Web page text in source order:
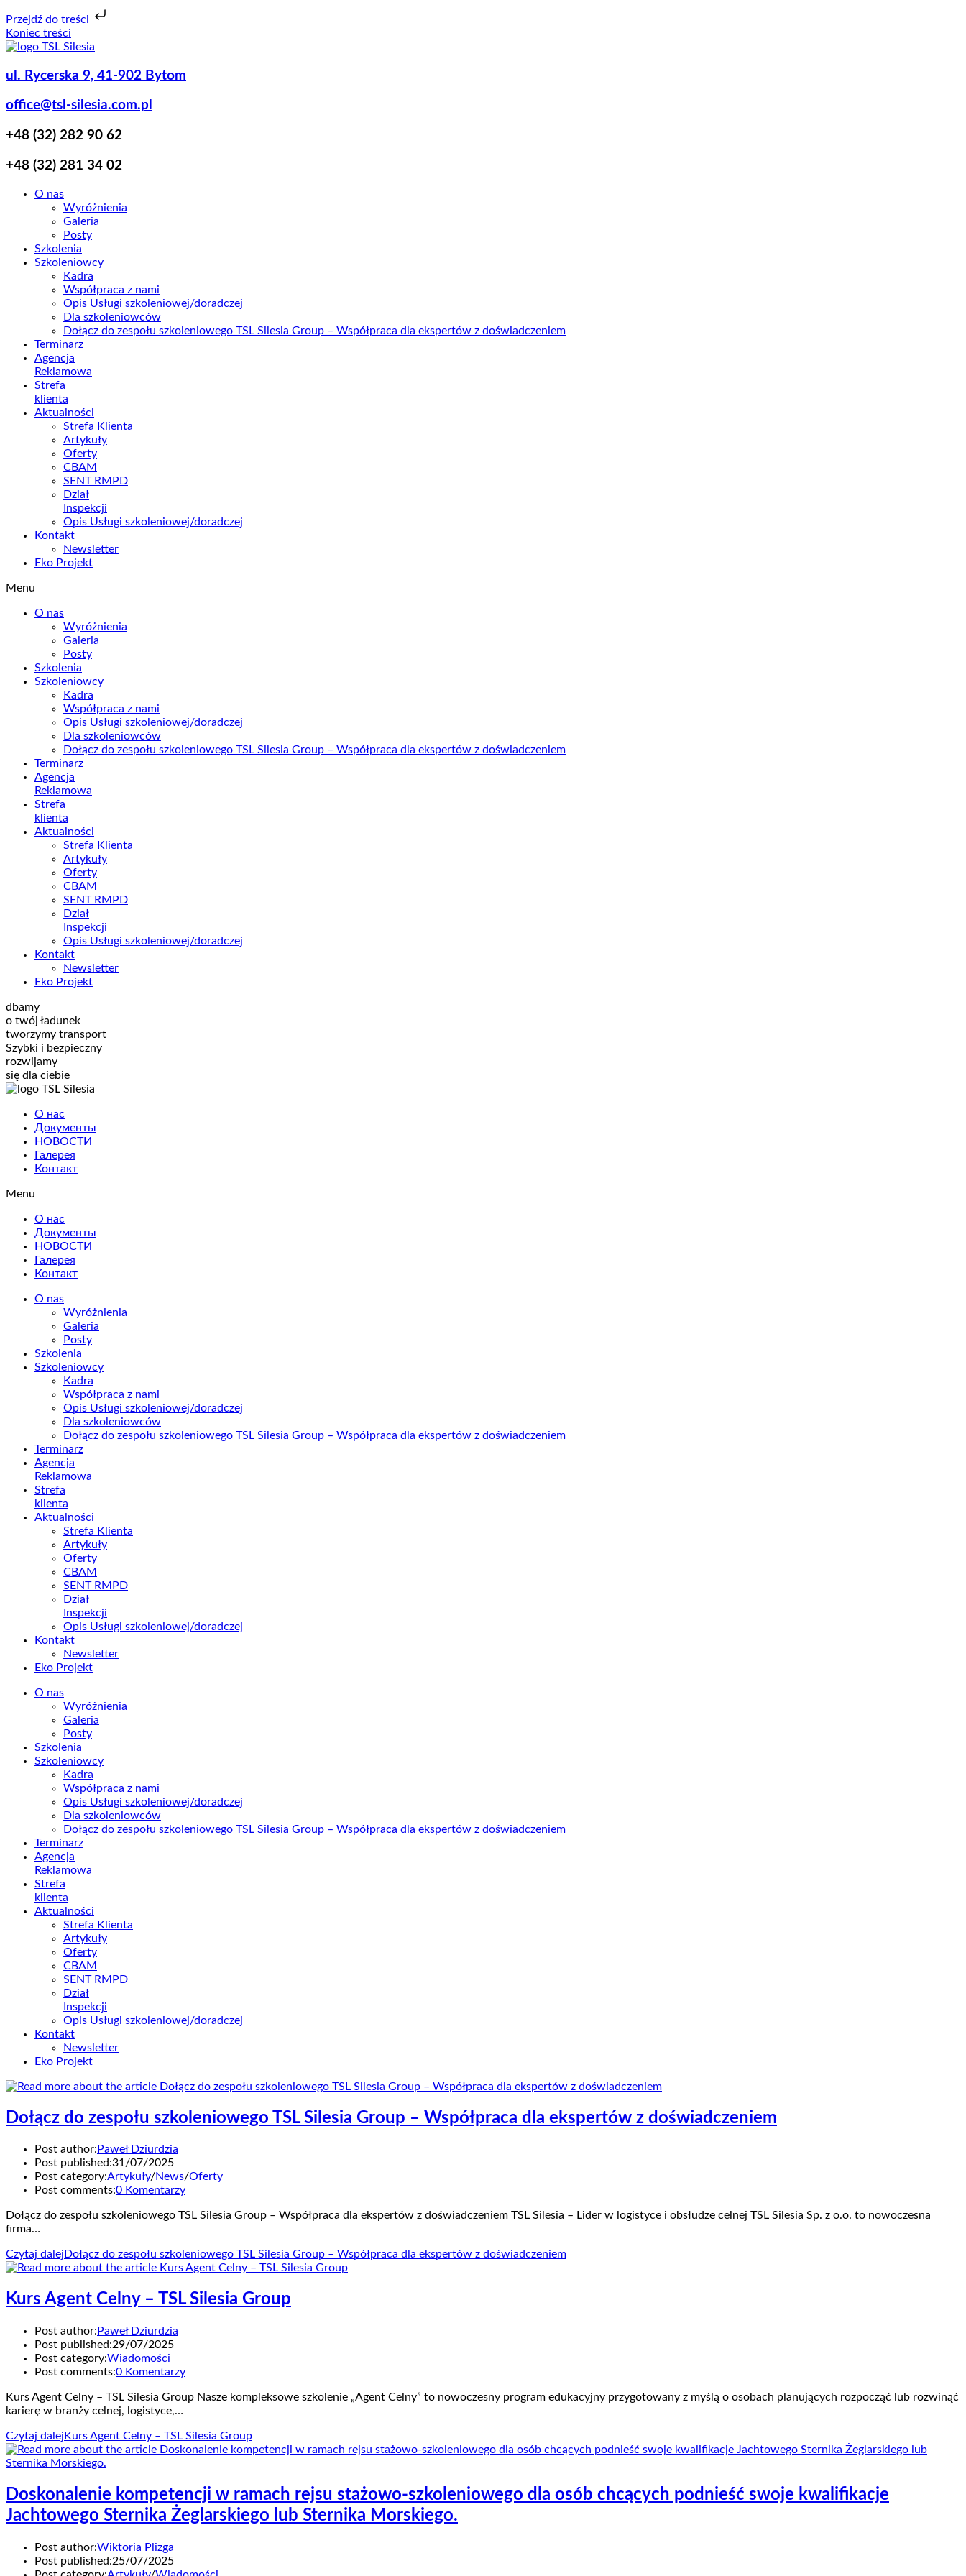
Przejdź do treści
Koniec treści
ul. Rycerska 9, 41-902 Bytom
office@tsl-silesia.com.pl
+48 (32) 282 90 62
+48 (32) 281 34 02
O nas
Wyróżnienia
Galeria
Posty
Szkolenia
Szkoleniowcy
Kadra
Współpraca z nami
Opis Usługi szkoleniowej/doradczej
Dla szkoleniowców
Dołącz do zespołu szkoleniowego TSL Silesia Group – Współpraca dla ekspertów z doświadczeniem
Terminarz
Agencja
Reklamowa
Strefa
klienta
Aktualności
Strefa Klienta
Artykuły
Oferty
CBAM
SENT RMPD
Dział
Inspekcji
Opis Usługi szkoleniowej/doradczej
Kontakt
Newsletter
Eko Projekt
Menu
O nas
Wyróżnienia
Galeria
Posty
Szkolenia
Szkoleniowcy
Kadra
Współpraca z nami
Opis Usługi szkoleniowej/doradczej
Dla szkoleniowców
Dołącz do zespołu szkoleniowego TSL Silesia Group – Współpraca dla ekspertów z doświadczeniem
Terminarz
Agencja
Reklamowa
Strefa
klienta
Aktualności
Strefa Klienta
Artykuły
Oferty
CBAM
SENT RMPD
Dział
Inspekcji
Opis Usługi szkoleniowej/doradczej
Kontakt
Newsletter
Eko Projekt
dbamy
o twój ładunek
tworzymy transport
Szybki i bezpieczny
rozwijamy
się dla ciebie
О нас
Документы
НОВОСТИ
Галерея
Контакт
Menu
О нас
Документы
НОВОСТИ
Галерея
Контакт
O nas
Wyróżnienia
Galeria
Posty
Szkolenia
Szkoleniowcy
Kadra
Współpraca z nami
Opis Usługi szkoleniowej/doradczej
Dla szkoleniowców
Dołącz do zespołu szkoleniowego TSL Silesia Group – Współpraca dla ekspertów z doświadczeniem
Terminarz
Agencja
Reklamowa
Strefa
klienta
Aktualności
Strefa Klienta
Artykuły
Oferty
CBAM
SENT RMPD
Dział
Inspekcji
Opis Usługi szkoleniowej/doradczej
Kontakt
Newsletter
Eko Projekt
O nas
Wyróżnienia
Galeria
Posty
Szkolenia
Szkoleniowcy
Kadra
Współpraca z nami
Opis Usługi szkoleniowej/doradczej
Dla szkoleniowców
Dołącz do zespołu szkoleniowego TSL Silesia Group – Współpraca dla ekspertów z doświadczeniem
Terminarz
Agencja
Reklamowa
Strefa
klienta
Aktualności
Strefa Klienta
Artykuły
Oferty
CBAM
SENT RMPD
Dział
Inspekcji
Opis Usługi szkoleniowej/doradczej
Kontakt
Newsletter
Eko Projekt
Dołącz do zespołu szkoleniowego TSL Silesia Group – Współpraca dla ekspertów z doświadczeniem
Post author: Paweł Dziurdzia
Post published:31/07/2025
Post category:Artykuły/News/Oferty
Post comments:0 Komentarzy
Dołącz do zespołu szkoleniowego TSL Silesia Group – Współpraca dla ekspertów z doświadczeniem TSL Silesia – Lider w logistyce i obsłudze celnej TSL Silesia Sp. z o.o. to nowoczesna
firma…
Czytaj dalej Dołącz do zespołu szkoleniowego TSL Silesia Group – Współpraca dla ekspertów z doświadczeniem
Kurs Agent Celny – TSL Silesia Group
Post author: Paweł Dziurdzia
Post published:29/07/2025
Post category:Wiadomości
Post comments:0 Komentarzy
Kurs Agent Celny – TSL Silesia Group Nasze kompleksowe szkolenie „Agent Celny” to nowoczesny program edukacyjny przygotowany z myślą o osobach planujących rozpocząć lub rozwinąć
karierę w branży celnej, logistyce,…
Czytaj dalej Kurs Agent Celny – TSL Silesia Group
Doskonalenie kompetencji w ramach rejsu stażowo-szkoleniowego dla osób chcących podnieść swoje kwalifikacje
Jachtowego Sternika Żeglarskiego lub Sternika Morskiego.
Post author:Wiktoria Plizga
Post published:25/07/2025